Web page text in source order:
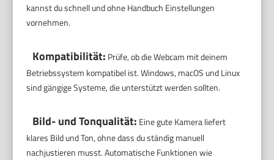
kannst du schnell und ohne Handbuch Einstellungen
vornehmen.
Kompatibilität: Prüfe, ob die Webcam mit deinem
Betriebssystem kompatibel ist. Windows, macOS und Linux
sind gängige Systeme, die unterstützt werden sollten.
Bild- und Tonqualität: Eine gute Kamera liefert
klares Bild und Ton, ohne dass du ständig manuell
nachjustieren musst. Automatische Funktionen wie